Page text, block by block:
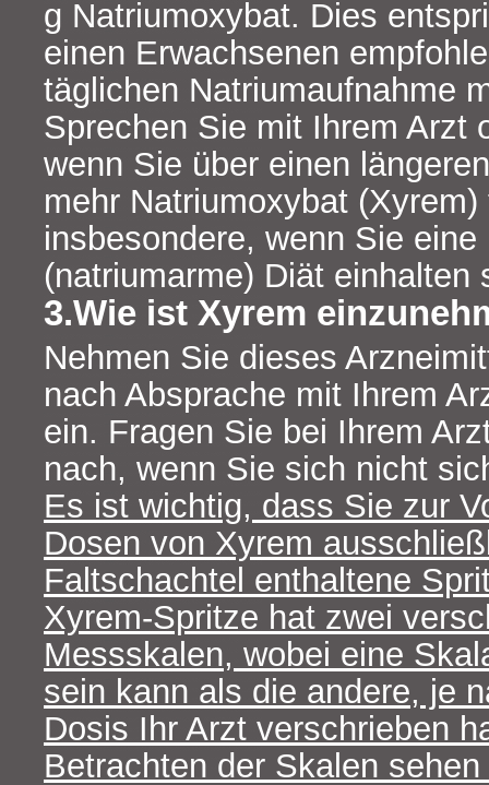
g Natriumoxybat. Dies
einen Erwachsenen
täglichen Natriumaufnahme
Sprechen Sie mit Ihrem Arzt
wenn Sie über einen
mehr Natriumoxybat
insbesondere, wenn Sie
(natriumarme) Diät einhalten
3.Wie ist Xyrem
Nehmen Sie dieses
nach Absprache mit Ihrem
ein. Fragen Sie bei Ihrem
nach, wenn Sie sich nicht
Es ist wichtig, dass Sie zur
Dosen von Xyrem
Faltschachtel enthaltene
Xyrem-Spritze hat zwei
Messskalen, wobei eine
sein kann als die andere, je
Dosis Ihr Arzt verschrieben
Betrachten der Skalen